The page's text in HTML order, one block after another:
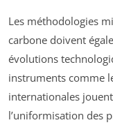
Les méthodologies
carbone doivent
évolutions
instruments comme
internationales
l’uniformisation des